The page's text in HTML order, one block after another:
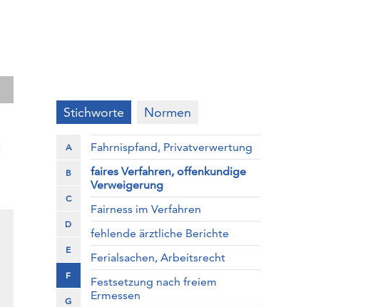
Stichworte Normen
A
B
C
D
E
F
G
Fahrnispfand, Privatverwertung
faires Verfahren, offenkundige
Verweigerung
Fairness im Verfahren
fehlende ärztliche Berichte
Ferialsachen, Arbeitsrecht
Festsetzung nach freiem
Ermessen